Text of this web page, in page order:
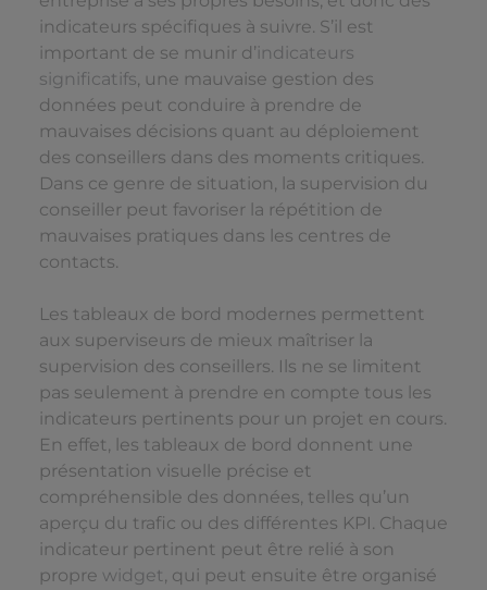
indicateurs spécifiques à suivre. S’il est
important de se munir d’indicateurs
significatifs, une mauvaise gestion des
données peut conduire à prendre de
mauvaises décisions quant au déploiement
des conseillers dans des moments critiques.
Dans ce genre de situation, la supervision du
conseiller peut favoriser la répétition de
mauvaises pratiques dans les centres de
contacts.
Les tableaux de bord modernes permettent
aux superviseurs de mieux maîtriser la
supervision des conseillers. Ils ne se limitent
pas seulement à prendre en compte tous les
indicateurs pertinents pour un projet en cours.
En effet, les tableaux de bord donnent une
présentation visuelle précise et
compréhensible des données, telles qu’un
aperçu du trafic ou des différentes KPI. Chaque
indicateur pertinent peut être relié à son
propre widget, qui peut ensuite être organisé